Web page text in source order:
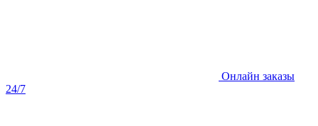
Онлайн заказы
24/7